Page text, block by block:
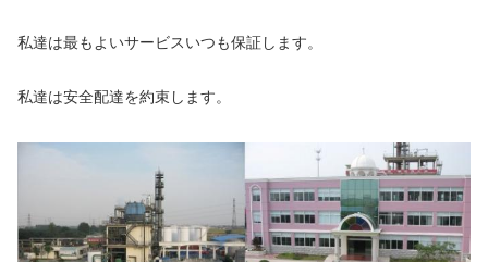
私達は最もよいサービスいつも保証します。
私達は安全配達を約束します。